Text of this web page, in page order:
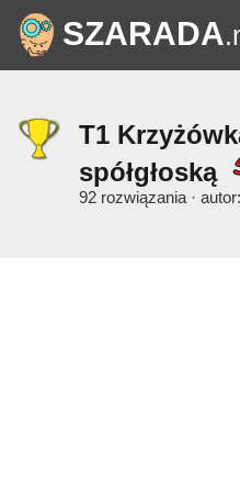
SZARADA
T1
spółgłoską
92 rozwiązania · autor: